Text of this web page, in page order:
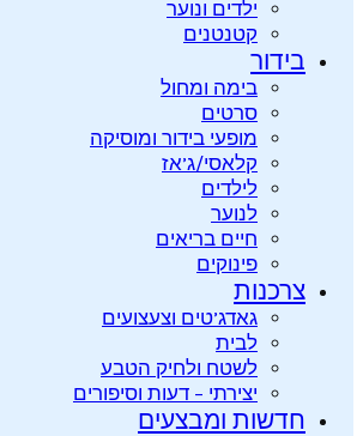
ילדים ונוער
קטנטנים
בידור
בימה ומחול
סרטים
מופעי בידור ומוסיקה
קלאסי/ג’אז
לילדים
לנוער
חיים בריאים
פינוקים
צרכנות
גאדג’טים וצעצועים
לבית
לשטח ולחיק הטבע
יצירתי – דעות וסיפורים
חדשות ומבצעים